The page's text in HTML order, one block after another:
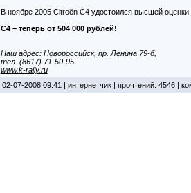
В ноябре 2005 Citroёn C4 удостоился высшей оценки
С4 – теперь от 504 000 рублей!
Наш адрес: Новороссийск, пр. Ленина 79-б,
тел. (8617) 71-50-95
www.k-rally.ru
02-07-2008 09:41 | интернетчик| прочтений: 4546 |